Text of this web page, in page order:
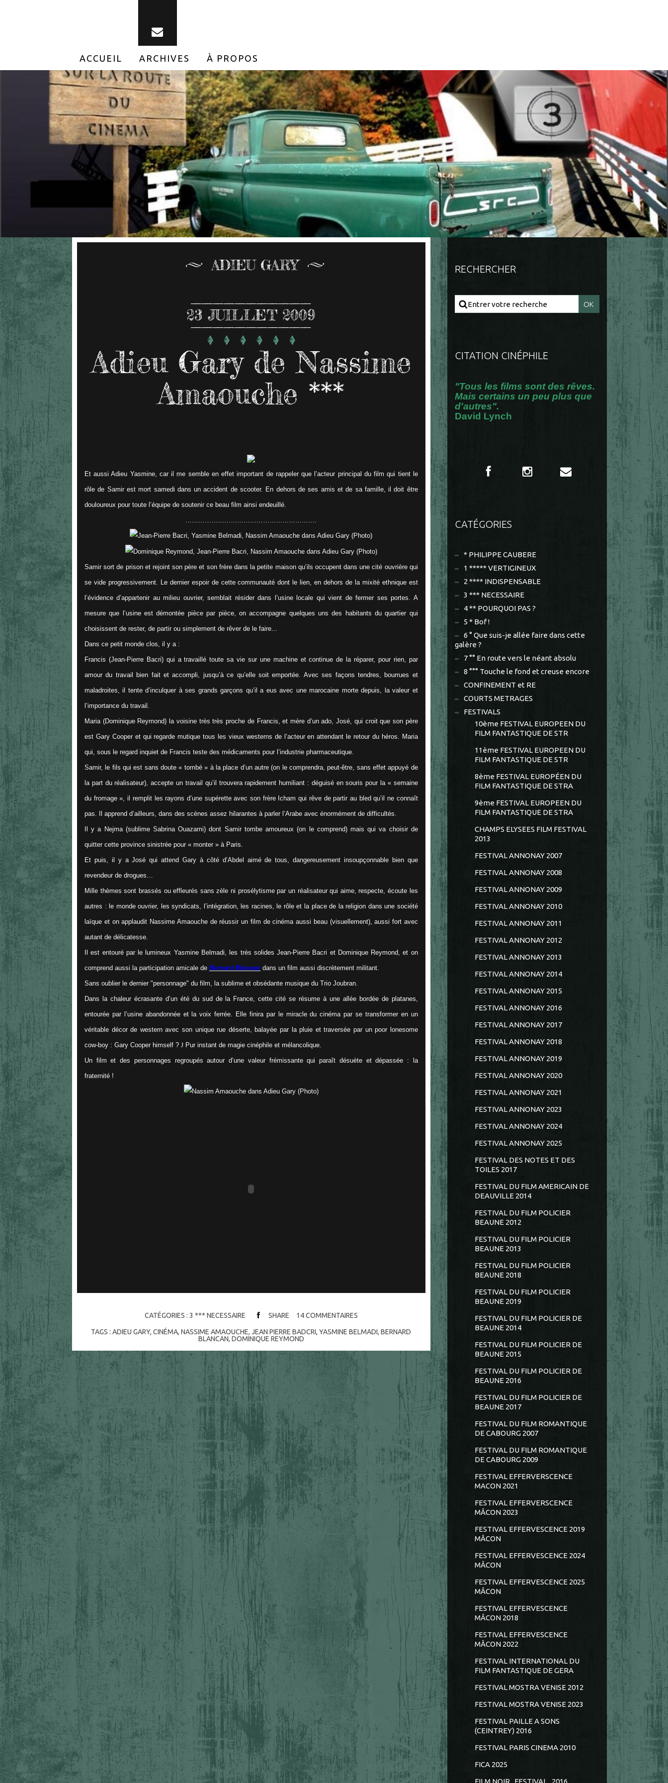
ACCUEIL ARCHIVES À PROPOS
ADIEU GARY
23 JUILLET 2009
Adieu Gary de Nassime
Amaouche ***
Et aussi Adieu Yasmine, car il me semble en effet important de rappeler que l’acteur principal du film qui tient le
rôle de Samir est mort samedi dans un accident de scooter. En dehors de ses amis et de sa famille, il doit être
douloureux pour toute l’équipe de soutenir ce beau film ainsi endeuillé.
Samir sort de prison et rejoint son père et son frère dans la petite maison qu’ils occupent dans une cité ouvrière qui
se vide progressivement. Le dernier espoir de cette communauté dont le lien, en dehors de la mixité ethnique est
l’évidence d’appartenir au milieu ouvrier, semblait résider dans l’usine locale qui vient de fermer ses portes. A
mesure que l’usine est démontée pièce par pièce, on accompagne quelques uns des habitants du quartier qui
choisissent de rester, de partir ou simplement de rêver de le faire...
Dans ce petit monde clos, il y a :
Francis (Jean-Pierre Bacri) qui a travaillé toute sa vie sur une machine et continue de la réparer, pour rien, par
amour du travail bien fait et accompli, jusqu’à ce qu’elle soit emportée. Avec ses façons tendres, bourrues et
maladroites, il tente d’inculquer à ses grands garçons qu’il a eus avec une marocaine morte depuis, la valeur et
l’importance du travail.
Maria (Dominique Reymond) la voisine très très proche de Francis, et mère d’un ado, José, qui croit que son père
est Gary Cooper et qui regarde mutique tous les vieux westerns de l’acteur en attendant le retour du héros. Maria
qui, sous le regard inquiet de Francis teste des médicaments pour l’industrie pharmaceutique.
Samir, le fils qui est sans doute « tombé » à la place d’un autre (on le comprendra, peut-être, sans effet appuyé de
la part du réalisateur), accepte un travail qu’il trouvera rapidement humiliant : déguisé en souris pour la « semaine
du fromage », il remplit les rayons d’une supérette avec son frère Icham qui rêve de partir au bled qu’il ne connaît
pas. Il apprend d’ailleurs, dans des scènes assez hilarantes à parler l’Arabe avec énormément de difficultés.
Il y a Nejma (sublime Sabrina Ouazami) dont Samir tombe amoureux (on le comprend) mais qui va choisir de
quitter cette province sinistrée pour « monter » à Paris.
Et puis, il y a José qui attend Gary à côté d’Abdel aimé de tous, dangereusement insoupçonnable bien que
revendeur de drogues…
Mille thèmes sont brassés ou effleurés sans zèle ni prosélytisme par un réalisateur qui aime, respecte, écoute les
autres : le monde ouvrier, les syndicats, l’intégration, les racines, le rôle et la place de la religion dans une société
laïque et on applaudit Nassime Amaouche de réussir un film de cinéma aussi beau (visuellement), aussi fort avec
autant de délicatesse.
Il est entouré par le lumineux Yasmine Belmadi, les très solides Jean-Pierre Bacri et Dominique Reymond, et on
comprend aussi la participation amicale de Bernard Blancan dans un film aussi discrètement militant.
Sans oublier le dernier "personnage" du film, la sublime et obsédante musique du Trio Joubran.
Dans la chaleur écrasante d’un été du sud de la France, cette cité se résume à une allée bordée de platanes,
entourée par l’usine abandonnée et la voix ferrée. Elle finira par le miracle du cinéma par se transformer en un
véritable décor de western avec son unique rue déserte, balayée par la pluie et traversée par un poor lonesome
cow-boy : Gary Cooper himself ? J Pur instant de magie cinéphile et mélancolique.
Un film et des personnages regroupés autour d’une valeur frémissante qui paraît désuète et dépassée : la
fraternité !
CATÉGORIES : 3 *** NECESSAIRE SHARE 14COMMENTAIRES
TAGS :ADIEU GARY,CINÉMA,NASSIME AMAOUCHE,JEAN PIERRE BADCRI,YASMINE BELMADI,BERNARD
BLANCAN, DOMINIQUE REYMOND
RECHERCHER
CITATION CINÉPHILE
"Tous les films sont des rêves.
Mais certains un peu plus que
d'autres".
David Lynch
CATÉGORIES
* PHILIPPE CAUBERE
1 ***** VERTIGINEUX
2 **** INDISPENSABLE
3 *** NECESSAIRE
4 ** POURQUOI PAS ?
5 * Bof !
6 ° Que suis-je allée faire dans cette
galère ?
7 °° En route vers le néant absolu
8 °°° Touche le fond et creuse encore
CONFINEMENT et RE
COURTS METRAGES
FESTIVALS
10ème FESTIVAL EUROPEEN DU
FILM FANTASTIQUE DE STR
11ème FESTIVAL EUROPEEN DU
FILM FANTASTIQUE DE STR
8ème FESTIVAL EUROPÉEN DU
FILM FANTASTIQUE DE STRA
9ème FESTIVAL EUROPEEN DU
FILM FANTASTIQUE DE STRA
CHAMPS ELYSEES FILM FESTIVAL
2013
FESTIVAL ANNONAY 2007
FESTIVAL ANNONAY 2008
FESTIVAL ANNONAY 2009
FESTIVAL ANNONAY 2010
FESTIVAL ANNONAY 2011
FESTIVAL ANNONAY 2012
FESTIVAL ANNONAY 2013
FESTIVAL ANNONAY 2014
FESTIVAL ANNONAY 2015
FESTIVAL ANNONAY 2016
FESTIVAL ANNONAY 2017
FESTIVAL ANNONAY 2018
FESTIVAL ANNONAY 2019
FESTIVAL ANNONAY 2020
FESTIVAL ANNONAY 2021
FESTIVAL ANNONAY 2023
FESTIVAL ANNONAY 2024
FESTIVAL ANNONAY 2025
FESTIVAL DES NOTES ET DES
TOILES 2017
FESTIVAL DU FILM AMERICAIN DE
DEAUVILLE 2014
FESTIVAL DU FILM POLICIER
BEAUNE 2012
FESTIVAL DU FILM POLICIER
BEAUNE 2013
FESTIVAL DU FILM POLICIER
BEAUNE 2018
FESTIVAL DU FILM POLICIER
BEAUNE 2019
FESTIVAL DU FILM POLICIER DE
BEAUNE 2014
FESTIVAL DU FILM POLICIER DE
BEAUNE 2015
FESTIVAL DU FILM POLICIER DE
BEAUNE 2016
FESTIVAL DU FILM POLICIER DE
BEAUNE 2017
FESTIVAL DU FILM ROMANTIQUE
DE CABOURG 2007
FESTIVAL DU FILM ROMANTIQUE
DE CABOURG 2009
FESTIVAL EFFERVERSCENCE
MACON 2021
FESTIVAL EFFERVERSCENCE
MÂCON 2023
FESTIVAL EFFERVESCENCE 2019
MÂCON
FESTIVAL EFFERVESCENCE 2024
MÂCON
FESTIVAL EFFERVESCENCE 2025
MÂCON
FESTIVAL EFFERVESCENCE
MÂCON 2018
FESTIVAL EFFERVESCENCE
MÂCON 2022
FESTIVAL INTERNATIONAL DU
FILM FANTASTIQUE DE GERA
FESTIVAL MOSTRA VENISE 2012
FESTIVAL MOSTRA VENISE 2023
FESTIVAL PAILLE A SONS
(CEINTREY) 2016
FESTIVAL PARIS CINEMA 2010
FICA 2025